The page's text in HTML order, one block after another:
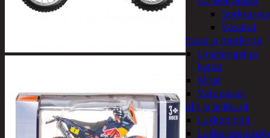
Vasarat
Mittaus ja merkintä
Linjalangat ja
kynät
Mitat
Vatupassit
Pihdit ja leikkurit
Lukkopihdit